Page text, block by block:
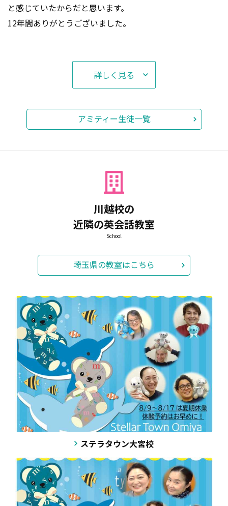
Today, we will be congratulating another student who pa
ssed Eiken 4th Grade!
☆先生を独り占め！夏期セミナー残席わずか☆外
部生歓迎☆
↑楽しいクラフトなど、お子様の興味関心をひく内容でしっ
かり指導いたします。
毎年大人気のアミティーの夏期セミナー☆
完全マンツーマンのオーダーメイドでレッスンをいたしま
す。
短期集中、安心・安全のプライベートレッスンで英語力アッ
プ↑↑↑
残席が少なくなってきました。セミナーレッスン受講ご希望
の方は、8/8（土）までにお知らせください。
2026.08.03 お知らせ
夏休みとサプリメンタルレッスンのご連絡
と感じていたからだと思います。
12年間ありがとうございました。
詳しく見る
アミティー生徒一覧
川越校の
近隣の英会話教室
School
埼玉県の教室はこちら
ステラタウン大宮校